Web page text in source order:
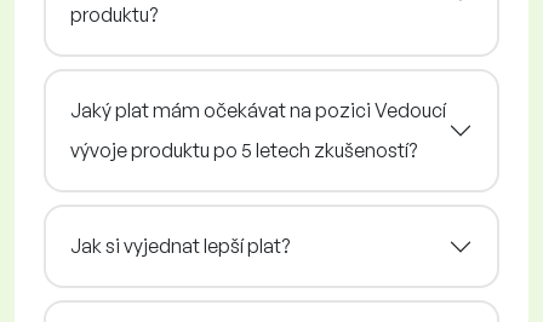
produktu?
Jaký plat mám očekávat na pozici Vedoucí
vývoje produktu po 5 letech zkušeností?
Jak si vyjednat lepší plat?